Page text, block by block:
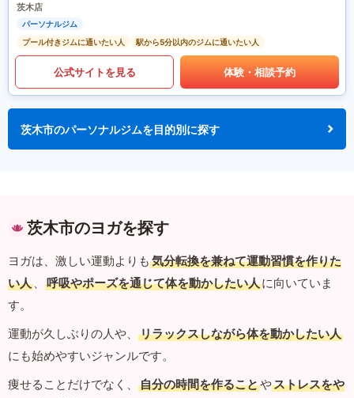
茨木店
パーソナルジム
プール付きジムに通いたい人
駅から5分以内のジムに通いたい人
公式サイトを見る 体験・相談予約
茨木市のパーソナルジムを目的別に探す
茨木市のヨガを探す
ヨガは、激しい運動よりも 気分転換を兼ねて運動習慣を作りた
い人 、 呼吸やポーズを通じて体を動かしたい人に向いていま
す。
運動が久しぶりの人や、
リラックスしながら体を動かしたい人
にも始めやすいジャンルです。
痩せることだけでなく、
自分の時間を作ることやストレスをや